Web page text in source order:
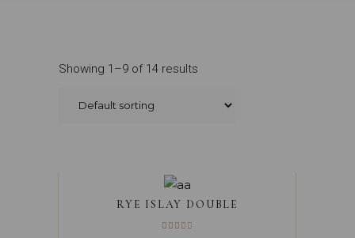
Showing 1–9 of 14 results
RYE ISLAY DOUBLE